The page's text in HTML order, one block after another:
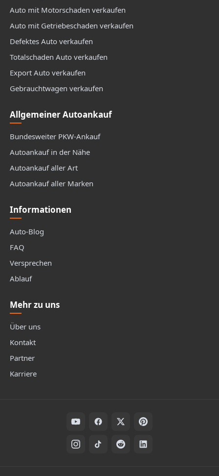
Auto mit Motorschaden verkaufen
Auto mit Getriebeschaden verkaufen
Defektes Auto verkaufen
Totalschaden Auto verkaufen
Export Auto verkaufen
Gebrauchtwagen verkaufen
Allgemeiner Autoankauf
Bundesweiter PKW-Ankauf
Autoankauf in der Nähe
Autoankauf aller Art
Autoankauf aller Marken
Informationen
Auto-Blog
FAQ
Versprechen
Ablauf
Mehr zu uns
Über uns
Kontakt
Partner
Karriere
Folge uns auf Social Media